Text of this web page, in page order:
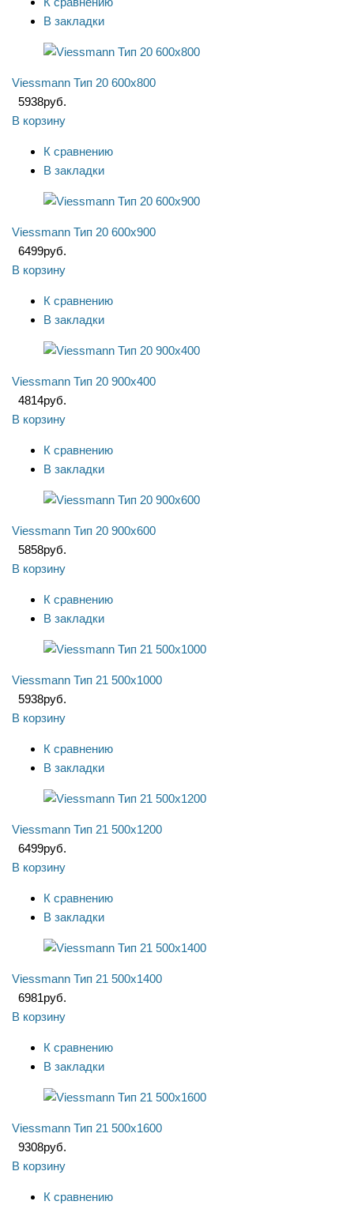
В закладки
Viessmann Тип 20 600x800
5938руб.
В корзину
К сравнению
В закладки
Viessmann Тип 20 600x900
6499руб.
В корзину
К сравнению
В закладки
Viessmann Тип 20 900x400
4814руб.
В корзину
К сравнению
В закладки
Viessmann Тип 20 900x600
5858руб.
В корзину
К сравнению
В закладки
Viessmann Тип 21 500x1000
5938руб.
В корзину
К сравнению
В закладки
Viessmann Тип 21 500x1200
6499руб.
В корзину
К сравнению
В закладки
Viessmann Тип 21 500x1400
6981руб.
В корзину
К сравнению
В закладки
Viessmann Тип 21 500x1600
9308руб.
В корзину
К сравнению